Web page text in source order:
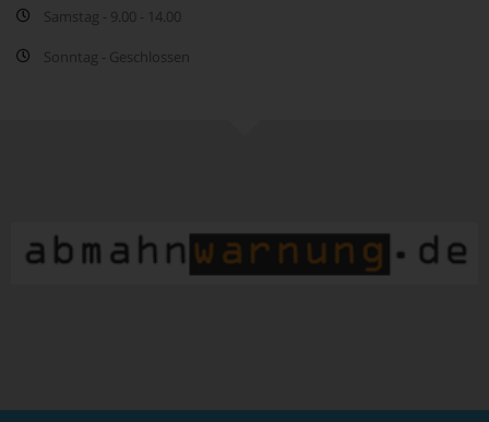
Samstag - 9.00 - 14.00
Sonntag - Geschlossen